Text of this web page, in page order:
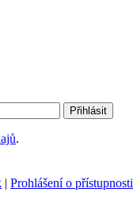
Přihlásit
.
| Prohlášení o přístupnosti